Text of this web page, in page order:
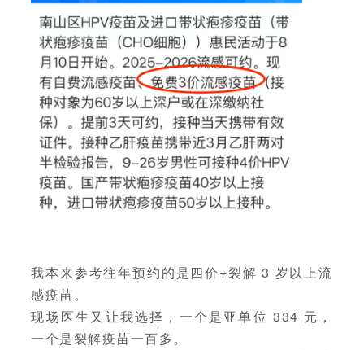
我本来参考往年预约的是四价+裂解 3 岁以上流
感疫苗。
现场医生又让我选择，一个是亚单位 334 元，
一个是裂解疫苗一百多。